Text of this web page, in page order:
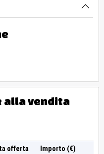
alla vendita
offerta
Importo (€)